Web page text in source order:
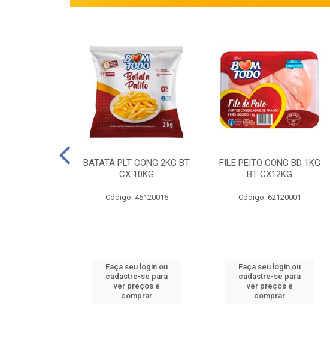
BATATA PLT CONG 2KG BT
CX 10KG
Código: 46120016
Faça seu login ou
cadastre-se para
ver preços e
comprar
FILE PEITO CONG BD 1KG
BT CX12KG
Código: 62120001
Faça seu login ou
cadastre-se para
ver preços e
comprar